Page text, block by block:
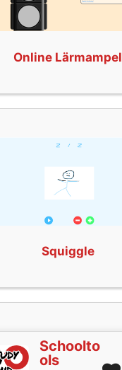
Online Lärmampel
Squiggle
Schoolto
ols